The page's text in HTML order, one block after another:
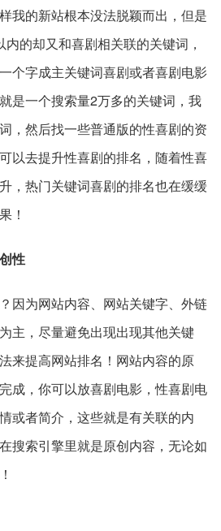
我的新站根本没法脱颖而出，但是
的却又和喜剧相关联的关键词，
个字成主关键词喜剧或者喜剧电影
是一个搜索量2万多的关键词，我
，然后找一些普通版的性喜剧的资
以去提升性喜剧的排名，随着性喜
，热门关键词喜剧的排名也在缓缓
！
性
因为网站内容、网站关键字、外链
主，尽量避免出现出现其他关键
来提高网站排名！网站内容的原
成，你可以放喜剧电影，性喜剧电
或者简介，这些就是有关联的内
搜索引擎里就是原创内容，无论如